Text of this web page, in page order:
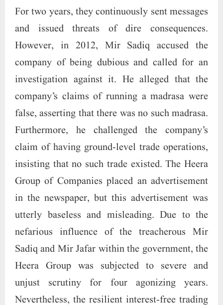
Furthermore, he challenged the company’s
claim of having ground-level trade operations,
insisting that no such trade existed. The Heera
Group of Companies placed an advertisement
in the newspaper, but this advertisement was
utterly baseless and misleading. Due to the
nefarious influence of the treacherous Mir
Sadiq and Mir Jafar within the government, the
Heera Group was subjected to severe and
unjust scrutiny for four agonizing years.
Nevertheless, the resilient interest-free trading
company stood its ground, and its indomitable
CEO, Dr. Nowhera Shaikh, courageously faced
every baseless accusation and investigation.
After a long and torturous ordeal, justice was
finally served when the High Court of
Telangana vindicated the company. In the wake
of this triumph, the company’s CEO, the